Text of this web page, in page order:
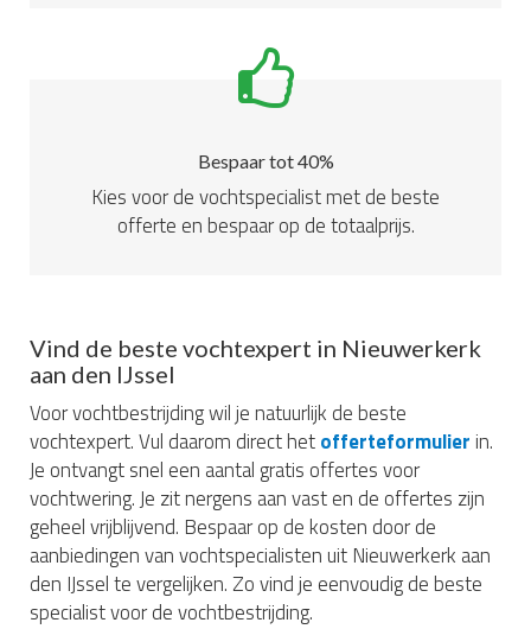
Bespaar tot 40%
Kies voor de vochtspecialist met de beste
offerte en bespaar op de totaalprijs.
Vind de beste vochtexpert in Nieuwerkerk
aan den IJssel
Voor vochtbestrijding wil je natuurlijk de beste
vochtexpert. Vul daarom direct hetofferteformulier in.
Je ontvangt snel een aantal gratis offertes voor
vochtwering. Je zit nergens aan vast en de offertes zijn
geheel vrijblijvend. Bespaar op de kosten door de
aanbiedingen van vochtspecialisten uit Nieuwerkerk aan
den IJssel te vergelijken. Zo vind je eenvoudig de beste
specialist voor de vochtbestrijding.